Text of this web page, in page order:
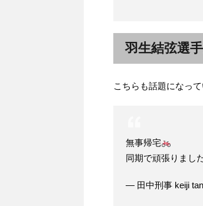
羽生結弦選
こちらも話題になって
無事帰宅
同期で頑張りまし
— 田中刑事 keiji